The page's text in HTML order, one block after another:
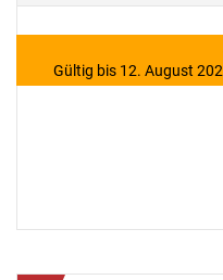
Gültig bis 12. August